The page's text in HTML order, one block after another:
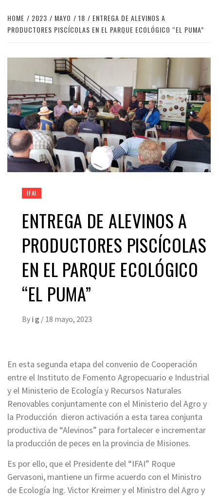
HOME 2023 MAYO 18
ENTREGA DE ALEVINOS A
PRODUCTORES PISCÍCOLAS EN EL PARQUE ECOLÓGICO “EL PUMA”
IFAI
ENTREGA DE ALEVINOS A
PRODUCTORES PISCÍCOLAS
EN EL PARQUE ECOLÓGICO
“EL PUMA”
By i g / 18 mayo, 2023
En esta segunda etapa del convenio de Cooperación
entre el Instituto de Fomento Agropecuario e Industrial
y el Ministerio de Ecología y Recursos Naturales
Renovables conjuntamente con el Ministerio del Agro y
la Producción dieron activación a esta tarea conjunta
productiva de “Alevinos” para fortalecer e incrementar
la producción de peces en la provincia de Misiones.
Es por ello, que el Presidente del “IFAI” Roque
Gervasoni, mantiene un firme acuerdo con el Ministro
de Ecología Ing. Victor Kreimer y el Ministro del Agro y